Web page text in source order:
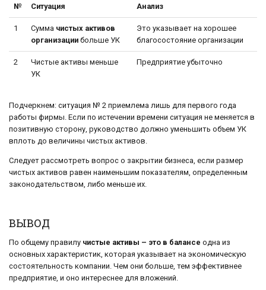
№ Ситуация Анализ
1 Сумма чистых активов
организации больше УК
Это указывает на хорошее
благосостояние организации
2
Чистые активы меньше
УК
Предприятие убыточно
Подчеркнем: ситуация № 2 приемлема лишь для первого года
работы фирмы. Если по истечении времени ситуация не меняется в
позитивную сторону, руководство должно уменьшить объем УК
вплоть до величины чистых активов.
Следует рассмотреть вопрос о закрытии бизнеса, если размер
чистых активов равен наименьшим показателям, определенным
законодательством, либо меньше их.
ВЫВОД
По общему правилу чистые активы – это в балансе одна из
основных характеристик, которая указывает на экономическую
состоятельность компании. Чем они больше, тем эффективнее
предприятие, и оно интереснее для вложений.